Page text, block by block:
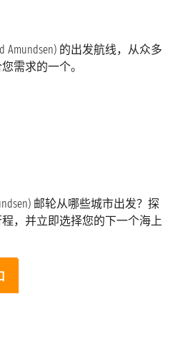
Amundsen) 的出发航线，从众多
需求的一个。
邮轮从哪些城市出发？探
，并立即选择您的下一个海上